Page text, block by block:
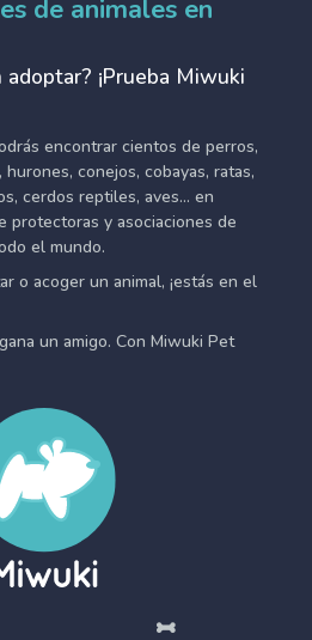
de animales en
adoptar? ¡Prueba Miwuki
encontrar cientos de perros,
conejos, cobayas, ratas,
cerdos reptiles, aves... en
protectoras y asociaciones de
el mundo.
o acoger un animal, ¡estás en el
un amigo. Con Miwuki Pet